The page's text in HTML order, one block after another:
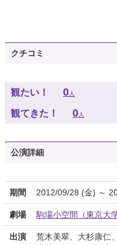
クチコミ
観たい！ 0人
観てきた！ 0人
公演詳細
期間 2012/09/28 (金) ～
劇場 駒場小空間（東京大
出演
荒木美翠、大杉康仁